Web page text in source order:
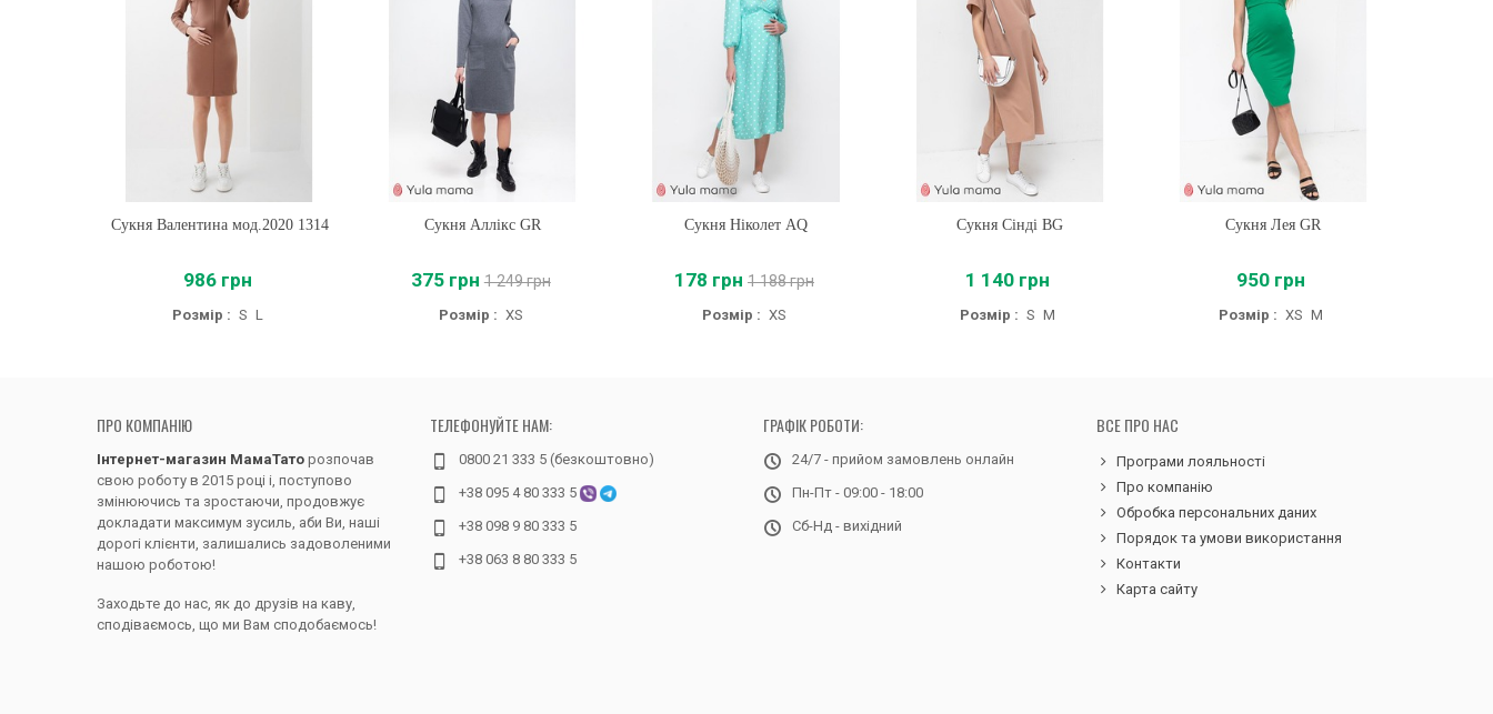
Купити
Сукня Валентина мод.2020 1314
986 грн
Розмір : S L
Купити
Сукня Аллікс GR
375 грн 1 249 грн
Розмір : XS
Купити
Сукня Ніколет AQ
178 грн 1 188 грн
Розмір : XS
Купити
Сукня Сінді BG
1 140 грн
Розмір : S M
Купити
Сукня Лея GR
950 грн
Розмір : XS M
ПРО КОМПАНІЮ
Інтернет-магазин МамаТато розпочав
свою роботу в 2015 році і, поступово
змінюючись та зростаючи, продовжує
докладати максимум зусиль, аби Ви, наші
дорогі клієнти, залишались задоволеними
нашою роботою!
Заходьте до нас, як до друзів на каву,
сподіваємось, що ми Вам сподобаємось!
ТЕЛЕФОНУЙТЕ НАМ:
0800 21 333 5 (безкоштовно)
+38 095 4 80 333 5
+38 098 9 80 333 5
+38 063 8 80 333 5
ГРАФІК РОБОТИ:
24/7 - прийом замовлень онлайн
Пн-Пт - 09:00 - 18:00
Сб-Нд - вихідний
ВСЕ ПРО НАС
Програми лояльності
Про компанію
Обробка персональних даних
Порядок та умови використання
Контакти
Карта сайту